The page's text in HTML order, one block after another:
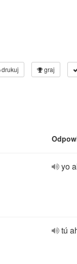
drukuj graj
yo
tú